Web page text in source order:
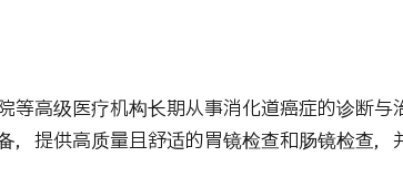
等高级医疗机构长期从事消化道癌症的诊断与
，提供高质量且舒适的胃镜检查和肠镜检查，